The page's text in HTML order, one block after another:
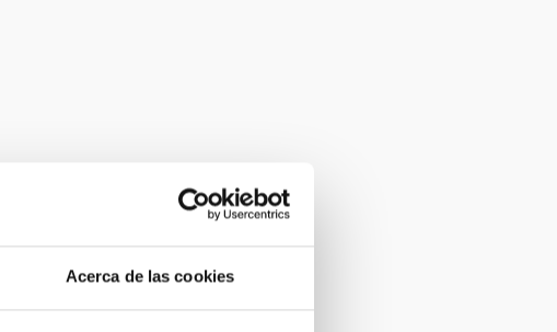
Acerca de las cookies